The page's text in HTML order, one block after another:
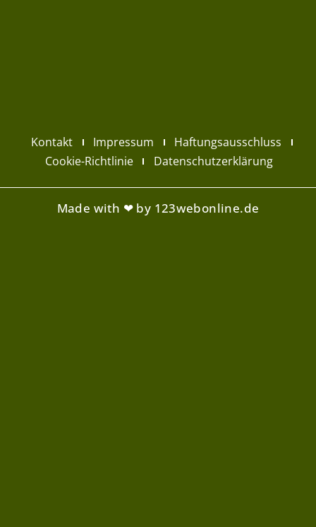
Kontakt Impressum
Haftungsausschluss
Cookie-Richtlinie
Datenschutzerklärung
Made with ❤ by 123webonline.de